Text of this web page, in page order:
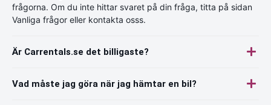
frågorna. Om du inte hittar svaret på din fråga, titta på sidan
Vanliga frågor eller kontakta osss.
Är Carrentals.se det billigaste?
Vad måste jag göra när jag hämtar en bil?